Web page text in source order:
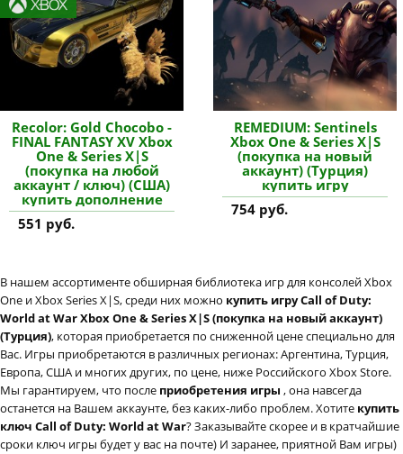
Recolor: Gold Chocobo -
FINAL FANTASY XV Xbox
One & Series X|S
(покупка на любой
аккаунт / ключ) (США)
купить дополнение
551 руб.
REMEDIUM: Sentinels
Xbox One & Series X|S
(покупка на новый
аккаунт) (Турция)
купить игру
754 руб.
В нашем ассортименте обширная библиотека игр для консолей Xbox
One и Xbox Series X|S, среди них можно купить игру Call of Duty:
World at War Xbox One & Series X|S (покупка на новый аккаунт)
(Турция), которая приобретается по сниженной цене специально для
Вас. Игры приобретаются в различных регионах: Аргентина, Турция,
Европа, США и многих других, по цене, ниже Российского Xbox Store.
Мы гарантируем, что после приобретения игры , она навсегда
останется на Вашем аккаунте, без каких-либо проблем. Хотите купить
ключ Call of Duty: World at War? Заказывайте скорее и в кратчайшие
сроки ключ игры будет у вас на почте) И заранее, приятной Вам игры)